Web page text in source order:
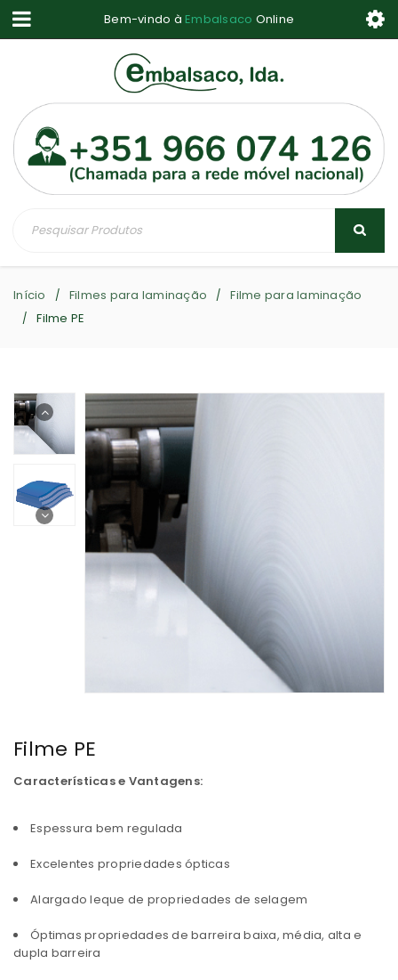
Bem-vindo à Embalsaco Online
Início / Filmes para laminação / Filme para laminação
/ Filme PE
Filme PE
Características e Vantagens:
Espessura bem regulada
Excelentes propriedades ópticas
Alargado leque de propriedades de selagem
Óptimas propriedades de barreira baixa, média, alta e
dupla barreira